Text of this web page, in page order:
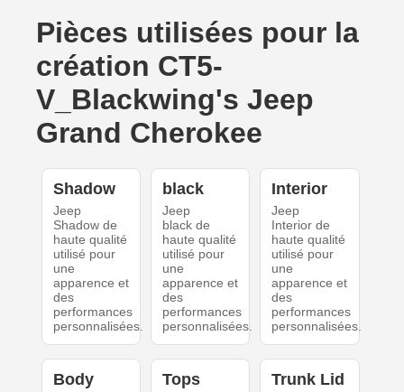
Pièces utilisées pour la
création CT5-
V_Blackwing's Jeep
Grand Cherokee
Shadow
Jeep
Shadow de
haute qualité
utilisé pour
une
apparence et
des
performances
personnalisées.
black
Jeep
black de
haute qualité
utilisé pour
une
apparence et
des
performances
personnalisées.
Interior
Jeep
Interior de
haute qualité
utilisé pour
une
apparence et
des
performances
personnalisées.
Body Tops Trunk Lid